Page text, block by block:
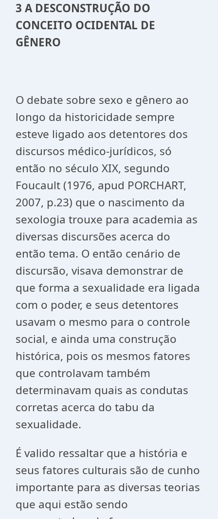
3 A DESCONSTRUÇÃO DO
CONCEITO OCIDENTAL DE
GÊNERO
O debate sobre sexo e gênero ao
longo da historicidade sempre
esteve ligado aos detentores dos
discursos médico-jurídicos, só
então no século XIX, segundo
Foucault (1976, apud PORCHART,
2007, p.23) que o nascimento da
sexologia trouxe para academia as
diversas discursões acerca do
então tema. O então cenário de
discursão, visava demonstrar de
que forma a sexualidade era ligada
com o poder, e seus detentores
usavam o mesmo para o controle
social, e ainda uma construção
histórica, pois os mesmos fatores
que controlavam também
determinavam quais as condutas
corretas acerca do tabu da
sexualidade.
É valido ressaltar que a história e
seus fatores culturais são de cunho
importante para as diversas teorias
que aqui estão sendo